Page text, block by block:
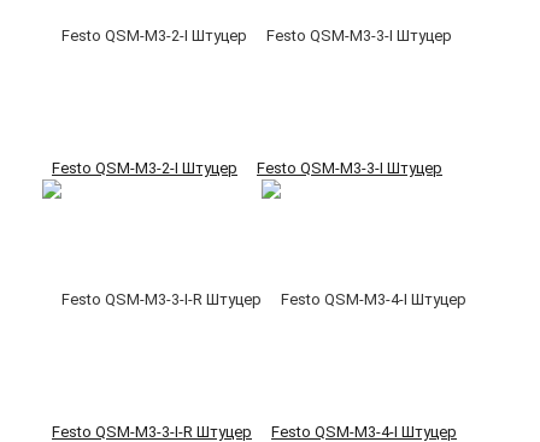
Festo QSM-M3-2-I Штуцер Festo QSM-M3-3-I Штуцер
Festo QSM-M3-3-I-R Штуцер Festo QSM-M3-4-I Штуцер